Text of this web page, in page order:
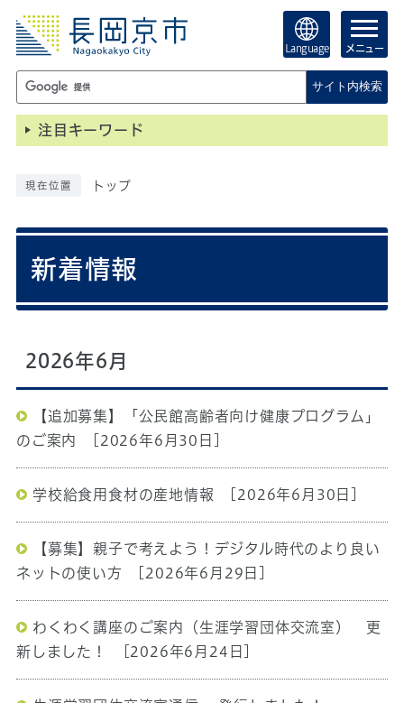
Language メニュー
サイト内検索
注目キーワード
現在位置 トップ
新着情報
2026年6月
【追加募集】「公民館高齢者向け健康プログラム」
のご案内
[2026年6月30日]
学校給食用食材の産地情報 [2026年6月30日]
【募集】親子で考えよう！デジタル時代のより良い
ネットの使い方
[2026年6月29日]
わくわく講座のご案内（生涯学習団体交流室） 更
新しました！
[2026年6月24日]